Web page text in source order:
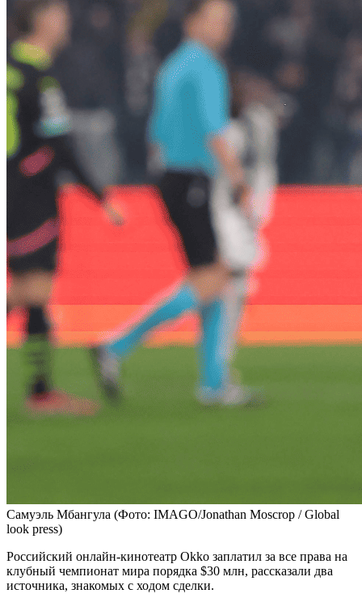
Самуэль Мбангула (Фото: IMAGO/Jonathan Moscrop / Global
look press)
Российский онлайн-кинотеатр Okko заплатил за все права на
клубный чемпионат мира порядка $30 млн, рассказали два
источника, знакомых с ходом сделки.